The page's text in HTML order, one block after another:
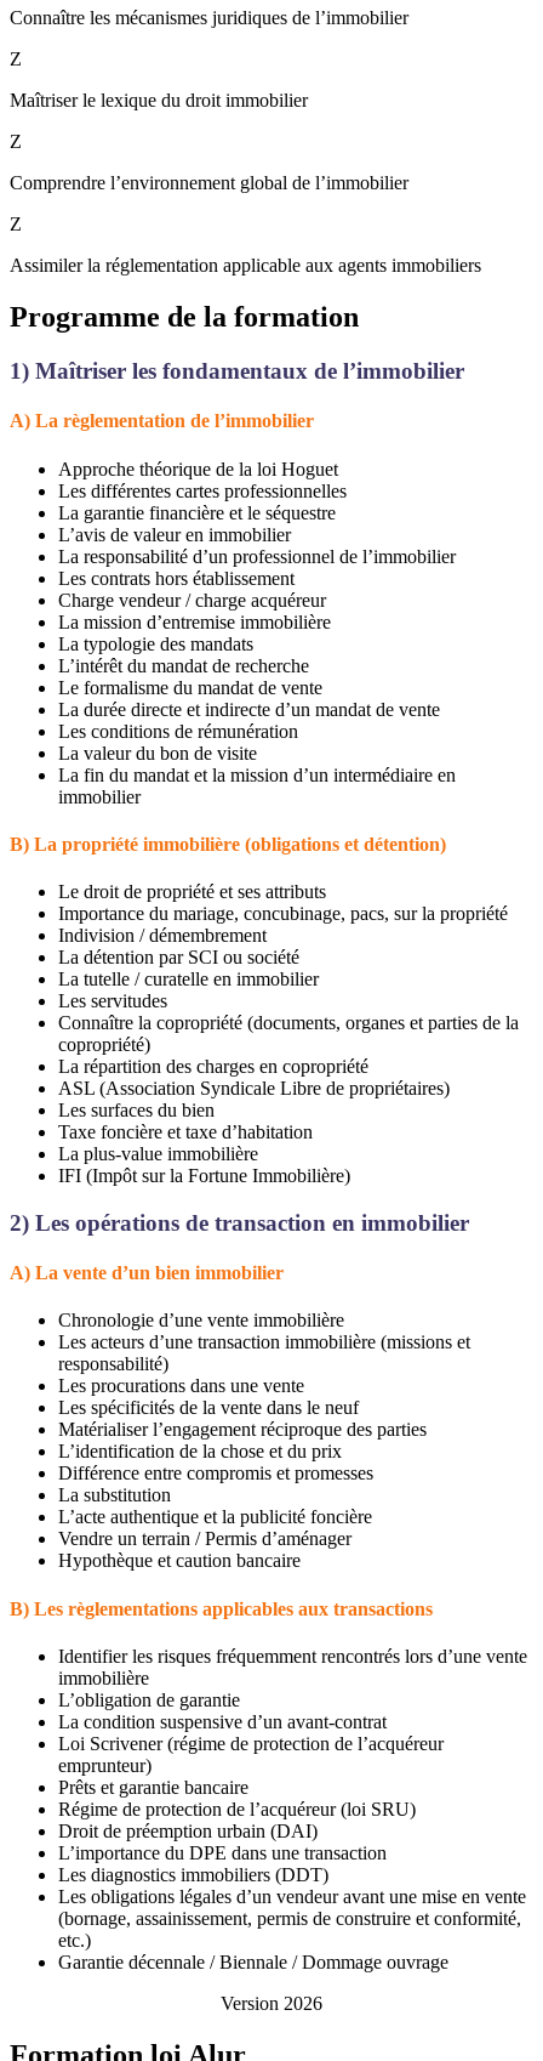
Connaître les mécanismes juridiques de l’immobilier
Z
Maîtriser le lexique du droit immobilier
Z
Comprendre l’environnement global de l’immobilier
Z
Assimiler la réglementation applicable aux agents immobiliers
Programme de la formation
1) Maîtriser les fondamentaux de l’immobilier
A) La règlementation de l’immobilier
Approche théorique de la loi Hoguet
Les différentes cartes professionnelles
La garantie financière et le séquestre
L’avis de valeur en immobilier
La responsabilité d’un professionnel de l’immobilier
Les contrats hors établissement
Charge vendeur / charge acquéreur
La mission d’entremise immobilière
La typologie des mandats
L’intérêt du mandat de recherche
Le formalisme du mandat de vente
La durée directe et indirecte d’un mandat de vente
Les conditions de rémunération
La valeur du bon de visite
La fin du mandat et la mission d’un intermédiaire en
immobilier
B) La propriété immobilière (obligations et détention)
Le droit de propriété et ses attributs
Importance du mariage, concubinage, pacs, sur la propriété
Indivision / démembrement
La détention par SCI ou société
La tutelle / curatelle en immobilier
Les servitudes
Connaître la copropriété (documents, organes et parties de la
copropriété)
La répartition des charges en copropriété
ASL (Association Syndicale Libre de propriétaires)
Les surfaces du bien
Taxe foncière et taxe d’habitation
La plus-value immobilière
IFI (Impôt sur la Fortune Immobilière)
2) Les opérations de transaction en immobilier
A) La vente d’un bien immobilier
Chronologie d’une vente immobilière
Les acteurs d’une transaction immobilière (missions et
responsabilité)
Les procurations dans une vente
Les spécificités de la vente dans le neuf
Matérialiser l’engagement réciproque des parties
L’identification de la chose et du prix
Différence entre compromis et promesses
La substitution
L’acte authentique et la publicité foncière
Vendre un terrain / Permis d’aménager
Hypothèque et caution bancaire
B) Les règlementations applicables aux transactions
Identifier les risques fréquemment rencontrés lors d’une vente
immobilière
L’obligation de garantie
La condition suspensive d’un avant-contrat
Loi Scrivener (régime de protection de l’acquéreur
emprunteur)
Prêts et garantie bancaire
Régime de protection de l’acquéreur (loi SRU)
Droit de préemption urbain (DAI)
L’importance du DPE dans une transaction
Les diagnostics immobiliers (DDT)
Les obligations légales d’un vendeur avant une mise en vente
(bornage, assainissement, permis de construire et conformité,
etc.)
Garantie décennale / Biennale / Dommage ouvrage
Version 2026